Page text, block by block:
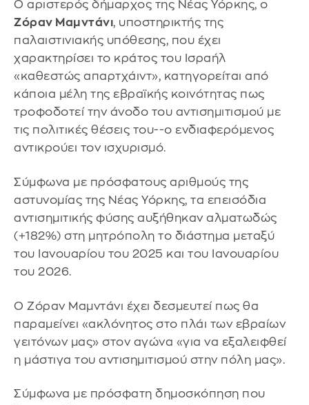
Ο αριστερός δήμαρχος της Νέας Υόρκης, ο
Ζόραν Μαμντάνι, υποστηρικτής της
παλαιστινιακής υπόθεσης, που έχει
χαρακτηρίσει το κράτος του Ισραήλ
«καθεστώς απαρτχάιντ», κατηγορείται από
κάποια μέλη της εβραϊκής κοινότητας πως
τροφοδοτεί την άνοδο του αντισημιτισμού με
τις πολιτικές θέσεις του--ο ενδιαφερόμενος
αντικρούει τον ισχυρισμό.
Σύμφωνα με πρόσφατους αριθμούς της
αστυνομίας της Νέας Υόρκης, τα επεισόδια
αντισημιτικής φύσης αυξήθηκαν αλματωδώς
(+182%) στη μητρόπολη το διάστημα μεταξύ
του Ιανουαρίου του 2025 και του Ιανουαρίου
του 2026.
Ο Ζόραν Μαμντάνι έχει δεσμευτεί πως θα
παραμείνει «ακλόνητος στο πλάι των εβραίων
γειτόνων μας» στον αγώνα «για να εξαλειφθεί
η μάστιγα του αντισημιτισμού στην πόλη μας».
Σύμφωνα με πρόσφατη δημοσκόπηση που